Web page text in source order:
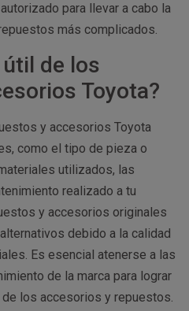
para llevar a cabo la
más complicados.
de los
Toyota?
y accesorios Toyota
como el tipo de pieza o
utilizados, las
realizado a tu
y accesorios originales
debido a la calidad
Es esencial atenerse a las
de la marca para lograr
los accesorios y repuestos.